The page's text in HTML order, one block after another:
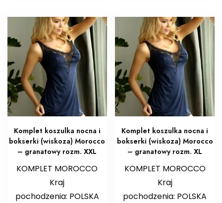
Komplet koszulka nocna i
bokserki (wiskoza) Morocco
– granatowy rozm. XXL
KOMPLET MOROCCO
Kraj
pochodzenia: POLSKA
Komplet koszulka nocna i
bokserki (wiskoza) Morocco
– granatowy rozm. XL
KOMPLET MOROCCO
Kraj
pochodzenia: POLSKA